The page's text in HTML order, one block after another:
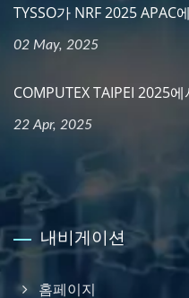
TYSSO가 NRF 2025 APAC
02 May, 2025
COMPUTEX TAIPEI 2025
22 Apr, 2025
내비게이션
홈페이지